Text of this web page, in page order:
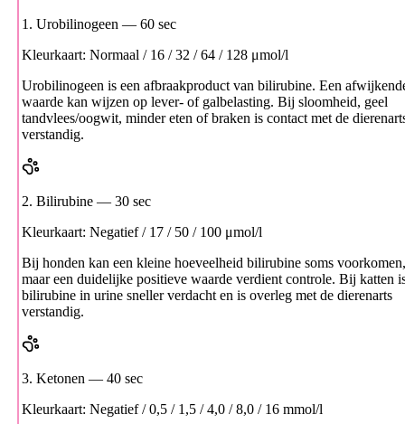
1. Urobilinogeen — 60 sec
Kleurkaart: Normaal / 16 / 32 / 64 / 128 μmol/l
Urobilinogeen is een afbraakproduct van bilirubine. Een
waarde kan wijzen op lever- of galbelasting. Bij sloomheid, geel
tandvlees/oogwit, minder eten of braken is contact met de
verstandig.
2. Bilirubine — 30 sec
Kleurkaart: Negatief / 17 / 50 / 100 μmol/l
Bij honden kan een kleine hoeveelheid bilirubine soms voorkomen,
maar een duidelijke positieve waarde verdient controle. Bij katten
bilirubine in urine sneller verdacht en is overleg met de dierenarts
verstandig.
3. Ketonen — 40 sec
Kleurkaart: Negatief / 0,5 / 1,5 / 4,0 / 8,0 / 16 mmol/l